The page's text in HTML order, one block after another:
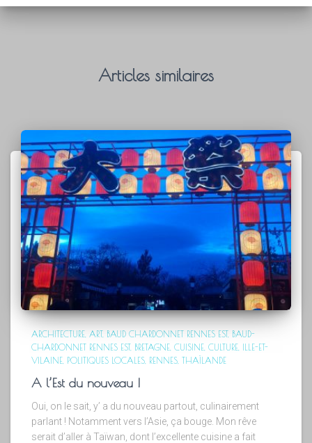
Articles similaires
ARCHITECTURE ART BAUD CHARDONNET RENNES EST BAUD-
CHARDONNET RENNES EST BRETAGNE CUISINE CULTURE ILLE-ET-
VILAINE POLITIQUES LOCALES RENNES THAÏLANDE
A l’Est du nouveau !
Oui, on le sait, y’ a du nouveau partout, culinairement
parlant ! Notamment vers l’Asie, ça bouge. Mon rêve
serait d’aller à Taïwan, dont l’excellente cuisine a fait